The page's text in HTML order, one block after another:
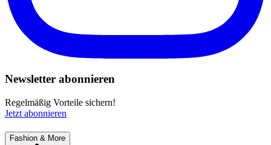
Newsletter abonnieren
Regelmäßig Vorteile sichern!
Jetzt abonnieren
Fashion & More